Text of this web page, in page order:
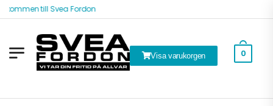
till Svea Fordon
Visa varukorgen 0